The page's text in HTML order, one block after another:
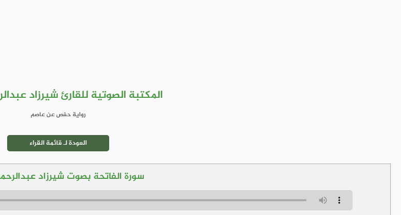
المكتبة الصوتية للقارئ شيرزاد
رواية حفص عن عاصم
العودة لـ قائمة القراء
سورة الفاتحة بصوت شيرزاد